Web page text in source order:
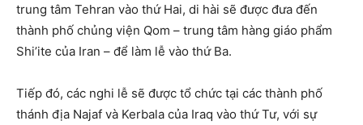
trung tâm Tehran vào thứ Hai, di hài sẽ được đưa đến
thành phố chủng viện Qom – trung tâm hàng giáo phẩm
Shi’ite của Iran – để làm lễ vào thứ Ba.
Tiếp đó, các nghi lễ sẽ được tổ chức tại các thành phố
thánh địa Najaf và Kerbala của Iraq vào thứ Tư, với sự